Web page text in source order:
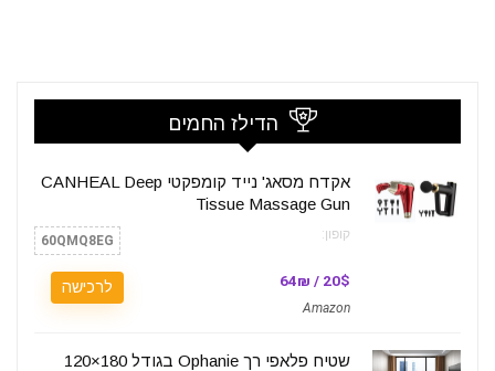
הדילז החמים
אקדח מסאג' נייד קומפקטי CANHEAL Deep
Tissue Massage Gun
קופון: 60QMQ8EG
20$ / 64₪
Amazon
לרכישה
שטיח פלאפי רך Ophanie בגודל 180×120